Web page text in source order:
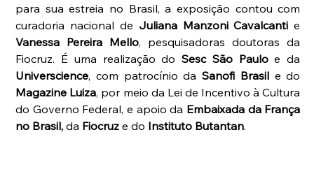
para sua estreia no Brasil, a exposição contou com
curadoria nacional de Juliana Manzoni Cavalcanti
Vanessa Pereira Mello, pesquisadoras doutoras da
Fiocruz. É uma realização do Sesc São Paulo
Universcience, com patrocínio da Sanofi Brasil
Magazine Luiza, por meio da Lei de Incentivo à Cultura
do Governo Federal, e apoio da Embaixada da França
no Brasil, da Fiocruz e do Instituto Butantan.